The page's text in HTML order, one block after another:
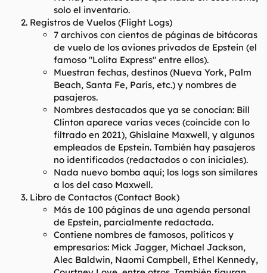
solo el inventario.
Registros de Vuelos (Flight Logs)
7 archivos con cientos de páginas de bitácoras
de vuelo de los aviones privados de Epstein (el
famoso "Lolita Express" entre ellos).
Muestran fechas, destinos (Nueva York, Palm
Beach, Santa Fe, París, etc.) y nombres de
pasajeros.
Nombres destacados que ya se conocían: Bill
Clinton aparece varias veces (coincide con lo
filtrado en 2021), Ghislaine Maxwell, y algunos
empleados de Epstein. También hay pasajeros
no identificados (redactados o con iniciales).
Nada nuevo bomba aquí; los logs son similares
a los del caso Maxwell.
Libro de Contactos (Contact Book)
Más de 100 páginas de una agenda personal
de Epstein, parcialmente redactada.
Contiene nombres de famosos, políticos y
empresarios: Mick Jagger, Michael Jackson,
Alec Baldwin, Naomi Campbell, Ethel Kennedy,